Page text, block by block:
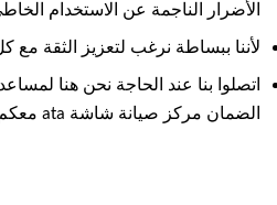
الأضرار الناجمة عن الاستخدام
لأننا ببساطة نرغب لتعزيز الثقة مع
اتصلوا بنا عند الحاجة نحن هنا
الضمان مركز صيانة شاشة ata معكم بكل الاحوال